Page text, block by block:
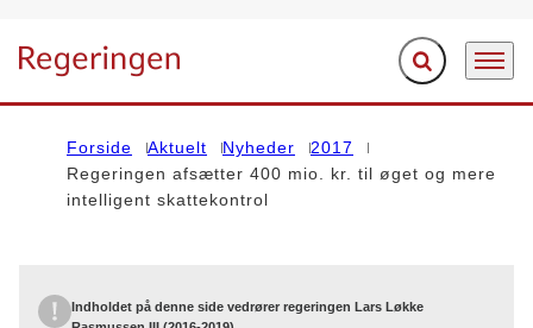
Gå til forsiden Fold søgefelt ud
Menu
Forside Aktuelt Nyheder
2017
Regeringen afsætter 400 mio. kr. til øget og mere
intelligent skattekontrol
Indholdet på denne side vedrører regeringen Lars Løkke